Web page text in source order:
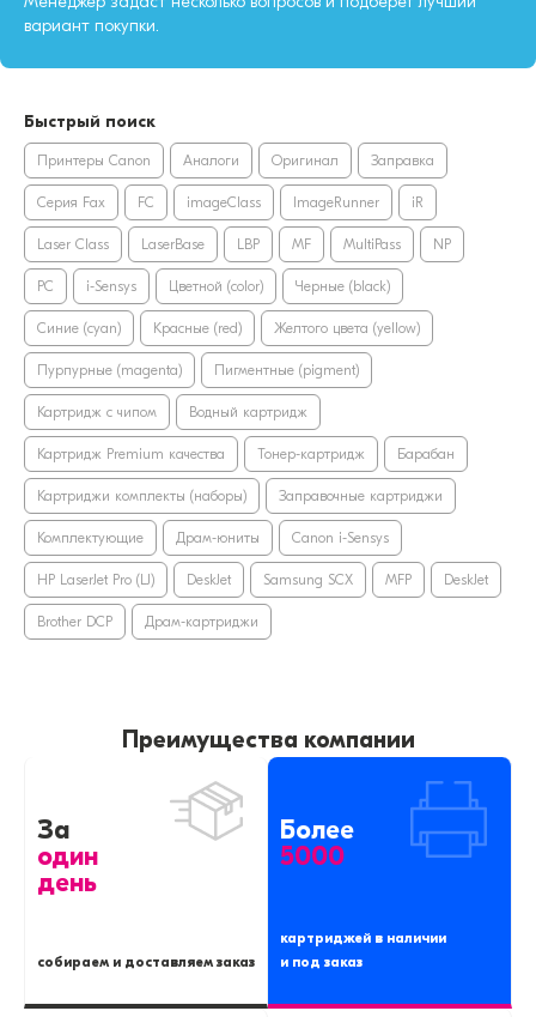
вариант покупки.
Быстрый поиск
Принтеры Canon Аналоги Оригинал Заправка
Серия Fax FC imageClass ImageRunner iR
Laser Class LaserBase LBP MF MultiPass NP
PC i-Sensys Цветной (color) Черные (black)
Синие (cyan) Красные (red) Желтого цвета (yellow)
Пурпурные (magenta) Пигментные (pigment)
Картридж с чипом Водный картридж
Картридж Premium качества Тонер-картридж Барабан
Картриджи комплекты (наборы) Заправочные картриджи
Комплектующие Драм-юниты Canon i-Sensys
HP LaserJet Pro (LJ) DeskJet Samsung SCX MFP DeskJet
Brother DCP Драм-картриджи
Преимущества компании
За
один
день
собираем и доставляем заказ
Более
5000
картриджей в наличии
и под заказ